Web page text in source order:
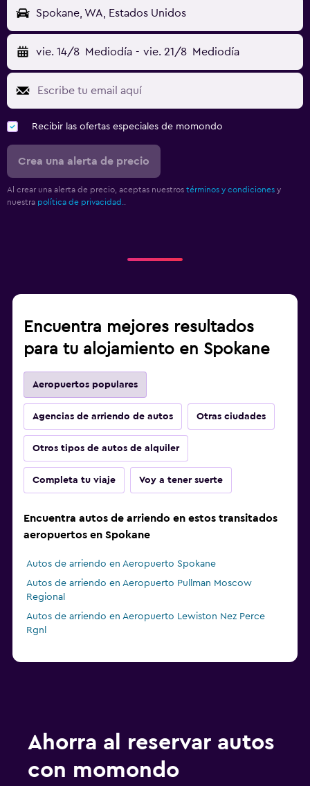
Spokane, WA, Estados Unidos
vie. 14/8 Mediodía - vie. 21/8 Mediodía
Recibir las ofertas especiales de momondo
Crea una alerta de precio
Al crear una alerta de precio, aceptas nuestros términos y condiciones y
nuestra política de privacidad..
Encuentra mejores resultados
para tu alojamiento en Spokane
Aeropuertos populares
Agencias de arriendo de autos Otras ciudades
Otros tipos de autos de alquiler
Completa tu viaje Voy a tener suerte
Encuentra autos de arriendo en estos transitados
aeropuertos en Spokane
Autos de arriendo en Aeropuerto Spokane
Autos de arriendo en Aeropuerto Pullman Moscow
Regional
Autos de arriendo en Aeropuerto Lewiston Nez Perce
Rgnl
Ahorra al reservar autos
con momondo